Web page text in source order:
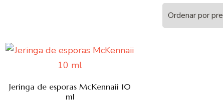
Jeringa de esporas McKennaii 10
ml